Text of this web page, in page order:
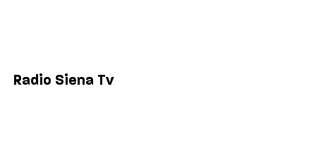
Radio Siena Tv